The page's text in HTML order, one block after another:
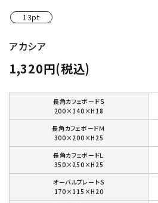
プライバシーポリシー
特定商取引法について
13pt
アカシア
1,320円(税込)
長角カフェボードＳ
200×140×H18
長角カフェボードＭ
300×200×H25
長角カフェボードＬ
350×250×H25
オーバルプレートＳ
170×115×H20